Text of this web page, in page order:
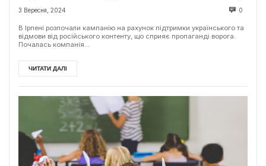
3 Вересня, 2024 0
В Ірпені розпочали кампанію на рахунок підтримки українського та
відмови від російського контенту, що сприяє пропаганді ворога.
Почалась компанія...
ЧИТАТИ ДАЛІ